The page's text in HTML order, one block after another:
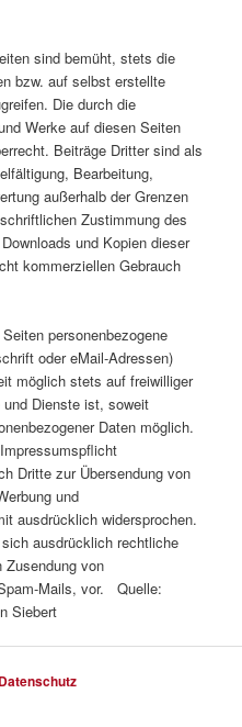
sind bemüht, stets die
bzw. auf selbst erstellte
Die durch die
Werke auf diesen Seiten
Beiträge Dritter sind als
Bearbeitung,
außerhalb der Grenzen
Zustimmung des
und Kopien dieser
kommerziellen Gebrauch
personenbezogene
oder eMail-Adressen)
möglich stets auf freiwilliger
Dienste ist, soweit
Daten möglich.
Dritte zur Übersendung von
und
ausdrücklich widersprochen.
ausdrücklich rechtliche
Zusendung von
Mails, vor. Quelle:
Siebert
Datenschutz